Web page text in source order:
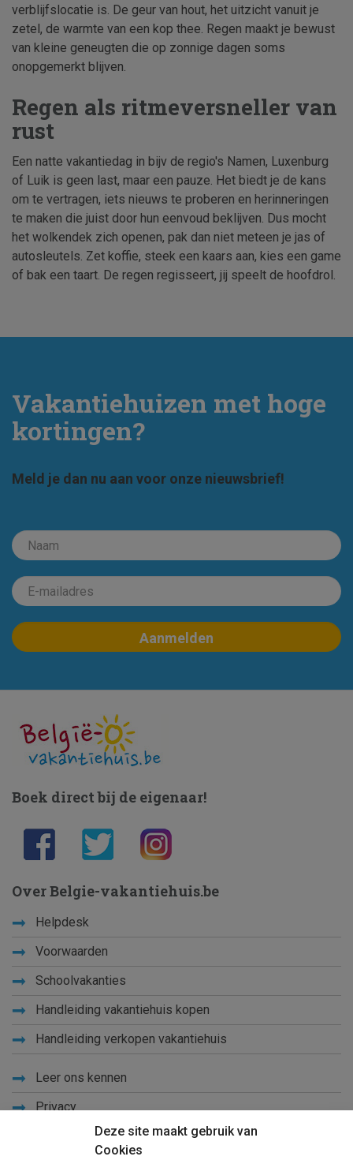
verblijfslocatie is. De geur van hout, het uitzicht vanuit je
zetel, de warmte van een kop thee. Regen maakt je bewust
van kleine geneugten die op zonnige dagen soms
onopgemerkt blijven.
Regen als ritmeversneller van
rust
Een natte vakantiedag in bijv de regio's Namen, Luxenburg
of Luik is geen last, maar een pauze. Het biedt je de kans
om te vertragen, iets nieuws te proberen en herinneringen
te maken die juist door hun eenvoud beklijven. Dus mocht
het wolkendek zich openen, pak dan niet meteen je jas of
autosleutels. Zet koffie, steek een kaars aan, kies een game
of bak een taart. De regen regisseert, jij speelt de hoofdrol.
Vakantiehuizen met hoge
kortingen?
Meld je dan nu aan voor onze nieuwsbrief!
Deze site maakt gebruik van
Cookies
Boek direct bij de eigenaar!
Over Belgie-vakantiehuis.be
Helpdesk
Voorwaarden
Schoolvakanties
Handleiding vakantiehuis kopen
Handleiding verkopen vakantiehuis
Leer ons kennen
Privacy